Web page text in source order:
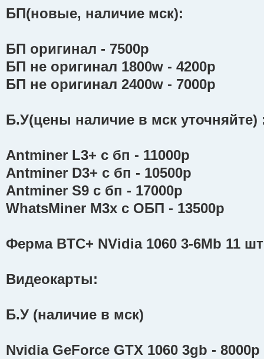
БП(новые, наличие мск):
БП оригинал - 7500р
БП не оригинал 1800w - 4200р
БП не оригинал 2400w - 7000р
Б.У(цены наличие в мск уточняйте)
Antminer L3+ с бп - 11000р
Antminer D3+ с бп - 10500р
Antminer S9 с бп - 17000р
WhatsMiner M3x с ОБП - 13500р
Ферма BTC+ NVidia 1060 3-6Mb 11
Видеокарты:
Б.У (наличие в мск)
Nvidia GeForce GTX 1060 3gb - 8000р